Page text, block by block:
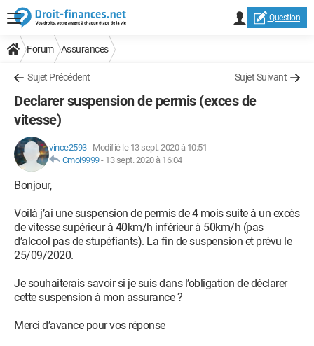
Question
Forum Assurances
Sujet Précédent Sujet Suivant
Declarer suspension de permis (exces de
vitesse)
vince2593- Modifié le 13 sept. 2020 à 10:51
Cmoi9999- 13 sept. 2020 à 16:04
Bonjour,
Voilà j’ai une suspension de permis de 4 mois suite à un excès
de vitesse supérieur à 40km/h inférieur à 50km/h (pas
d’alcool pas de stupéfiants). La fin de suspension et prévu le
25/09/2020.
Je souhaiterais savoir si je suis dans l’obligation de déclarer
cette suspension à mon assurance ?
Merci d’avance pour vos réponse